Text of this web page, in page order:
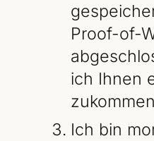
Proof-of-
ich Ihnen
Ich bin